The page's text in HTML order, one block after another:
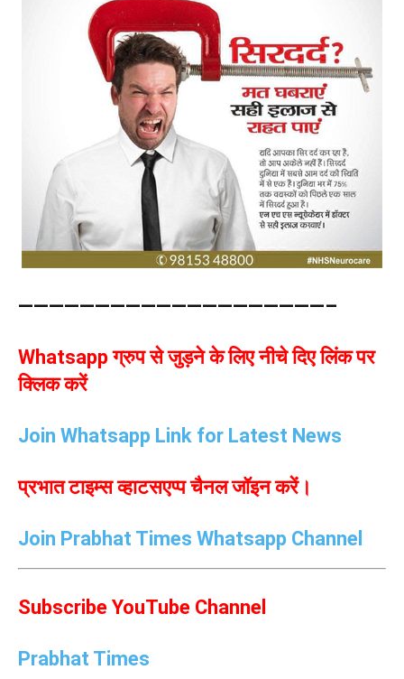
————————————————————–
Whatsapp ग्रुप से जुड़ने के लिए नीचे दिए लिंक पर
क्लिक करें
Join Whatsapp Link for Latest News
प्रभात टाइम्स व्हाटसएप्प चैनल जॉइन करें।
Join Prabhat Times Whatsapp Channel
Subscribe YouTube Channel
Prabhat Times